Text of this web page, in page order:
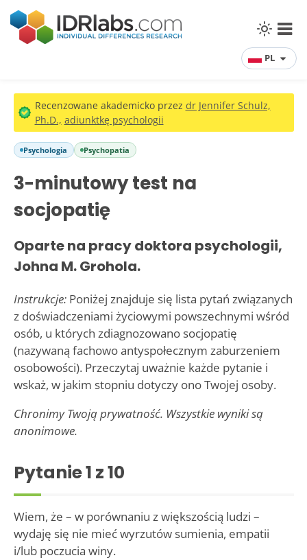
PL
Recenzowane akademicko przez dr Jennifer Schulz,
Ph.D., adiunktkę psychologii
Psychologia Psychopatia
3-minutowy test na
socjopatię
Oparte na pracy doktora psychologii,
Johna M. Grohola.
Instrukcje:Poniżej znajduje się lista pytań związanych
z doświadczeniami życiowymi powszechnymi wśród
osób, u których zdiagnozowano socjopatię
(nazywaną fachowo antyspołecznym zaburzeniem
osobowości). Przeczytaj uważnie każde pytanie i
wskaż, w jakim stopniu dotyczy ono Twojej osoby.
Chronimy Twoją prywatność. Wszystkie wyniki są
anonimowe.
Pytanie1 z 10
Wiem, że – w porównaniu z większością ludzi –
wydaję się nie mieć wyrzutów sumienia, empatii
i/lub poczucia winy.